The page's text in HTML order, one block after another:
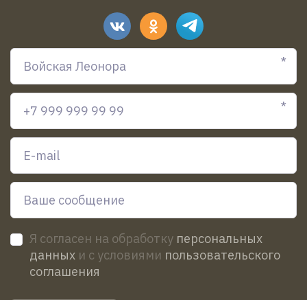
*
*
Я согласен на обработку персональных
данных и с условиями пользовательского
соглашения